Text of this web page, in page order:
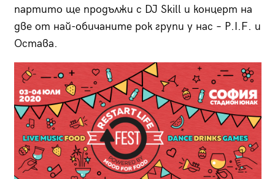
партито ще продължи с DJ Skill и концерт на
две от най-обичаните рок групи у нас – P.I.F. и
Остава.